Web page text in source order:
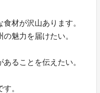
材が沢山あります。
魅力を届けたい。
ることを伝えたい。
。